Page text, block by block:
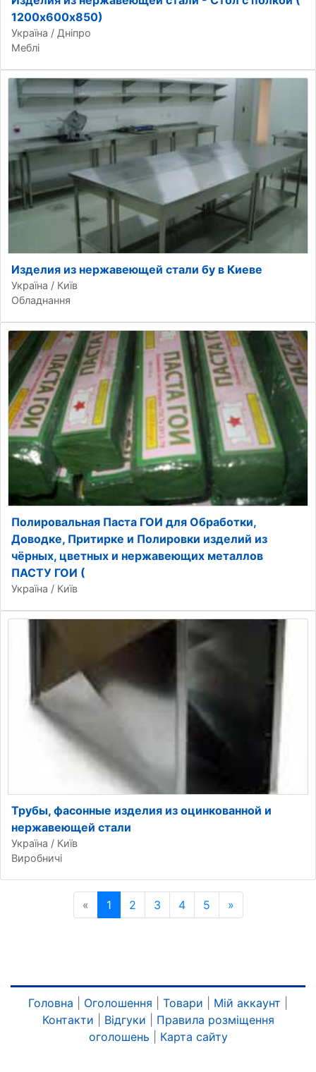
1200х600х850)
Україна / Дніпро
Меблі
Изделия из нержавеющей стали бу в Киеве
Україна / Київ
Обладнання
Полировальная Паста ГОИ для Обработки,
Доводке, Притирке и Полировки изделий из
чёрных, цветных и нержавеющих металлов
ПАСТУ ГОИ (
Україна / Київ
Трубы, фасонные изделия из оцинкованной и
нержавеющей стали
Україна / Київ
Виробничі
« Попередня сторінка
1 2 3 4 5 »
Головна Оголошення Товари Мій аккаунт
Контакти
Відгуки
Правила розміщення
оголошень
Карта сайту